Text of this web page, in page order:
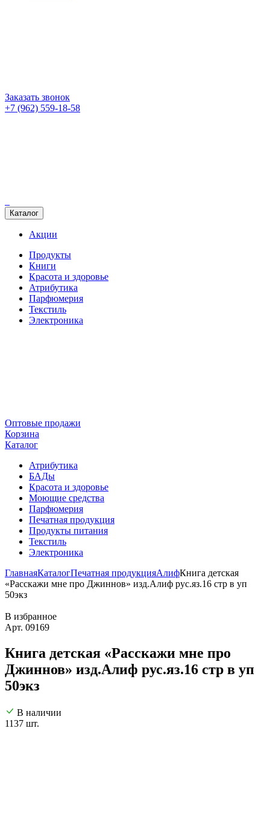
Заказать звонок
+7 (962) 559-18-58
Каталог
Акции
Продукты
Книги
Красота и здоровье
Атрибутика
Парфюмерия
Текстиль
Электроника
Оптовые продажи
Корзина
Каталог
Атрибутика
БАДы
Красота и здоровье
Моющие средства
Парфюмерия
Печатная продукция
Продукты питания
Текстиль
Электроника
ГлавнаяКаталогПечатная продукцияАлифКнига детская
«Расскажи мне про Джиннов» изд.Алиф рус.яз.16 стр в уп
50экз
В избранное
Арт. 09169
Книга детская «Расскажи мне про
Джиннов» изд.Алиф рус.яз.16 стр в уп
50экз
В наличии
1137 шт.